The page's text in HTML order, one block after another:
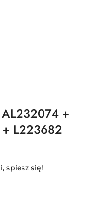
AL232074 +
L223682
spiesz się!